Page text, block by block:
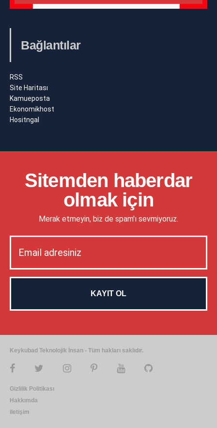
Bağlantılar
RSS
Site Haritası
Kamueposta
Ekonomikhost
Hositngal
Sitemden haberdar
olmak için
Merak etmeyin, biz de spam'ı sevmiyoruz.
Keykubad Teknolojik İnsan - Tüm hakları saklıdır.
Gizlilik Politikası
Hakkımda
iletişim